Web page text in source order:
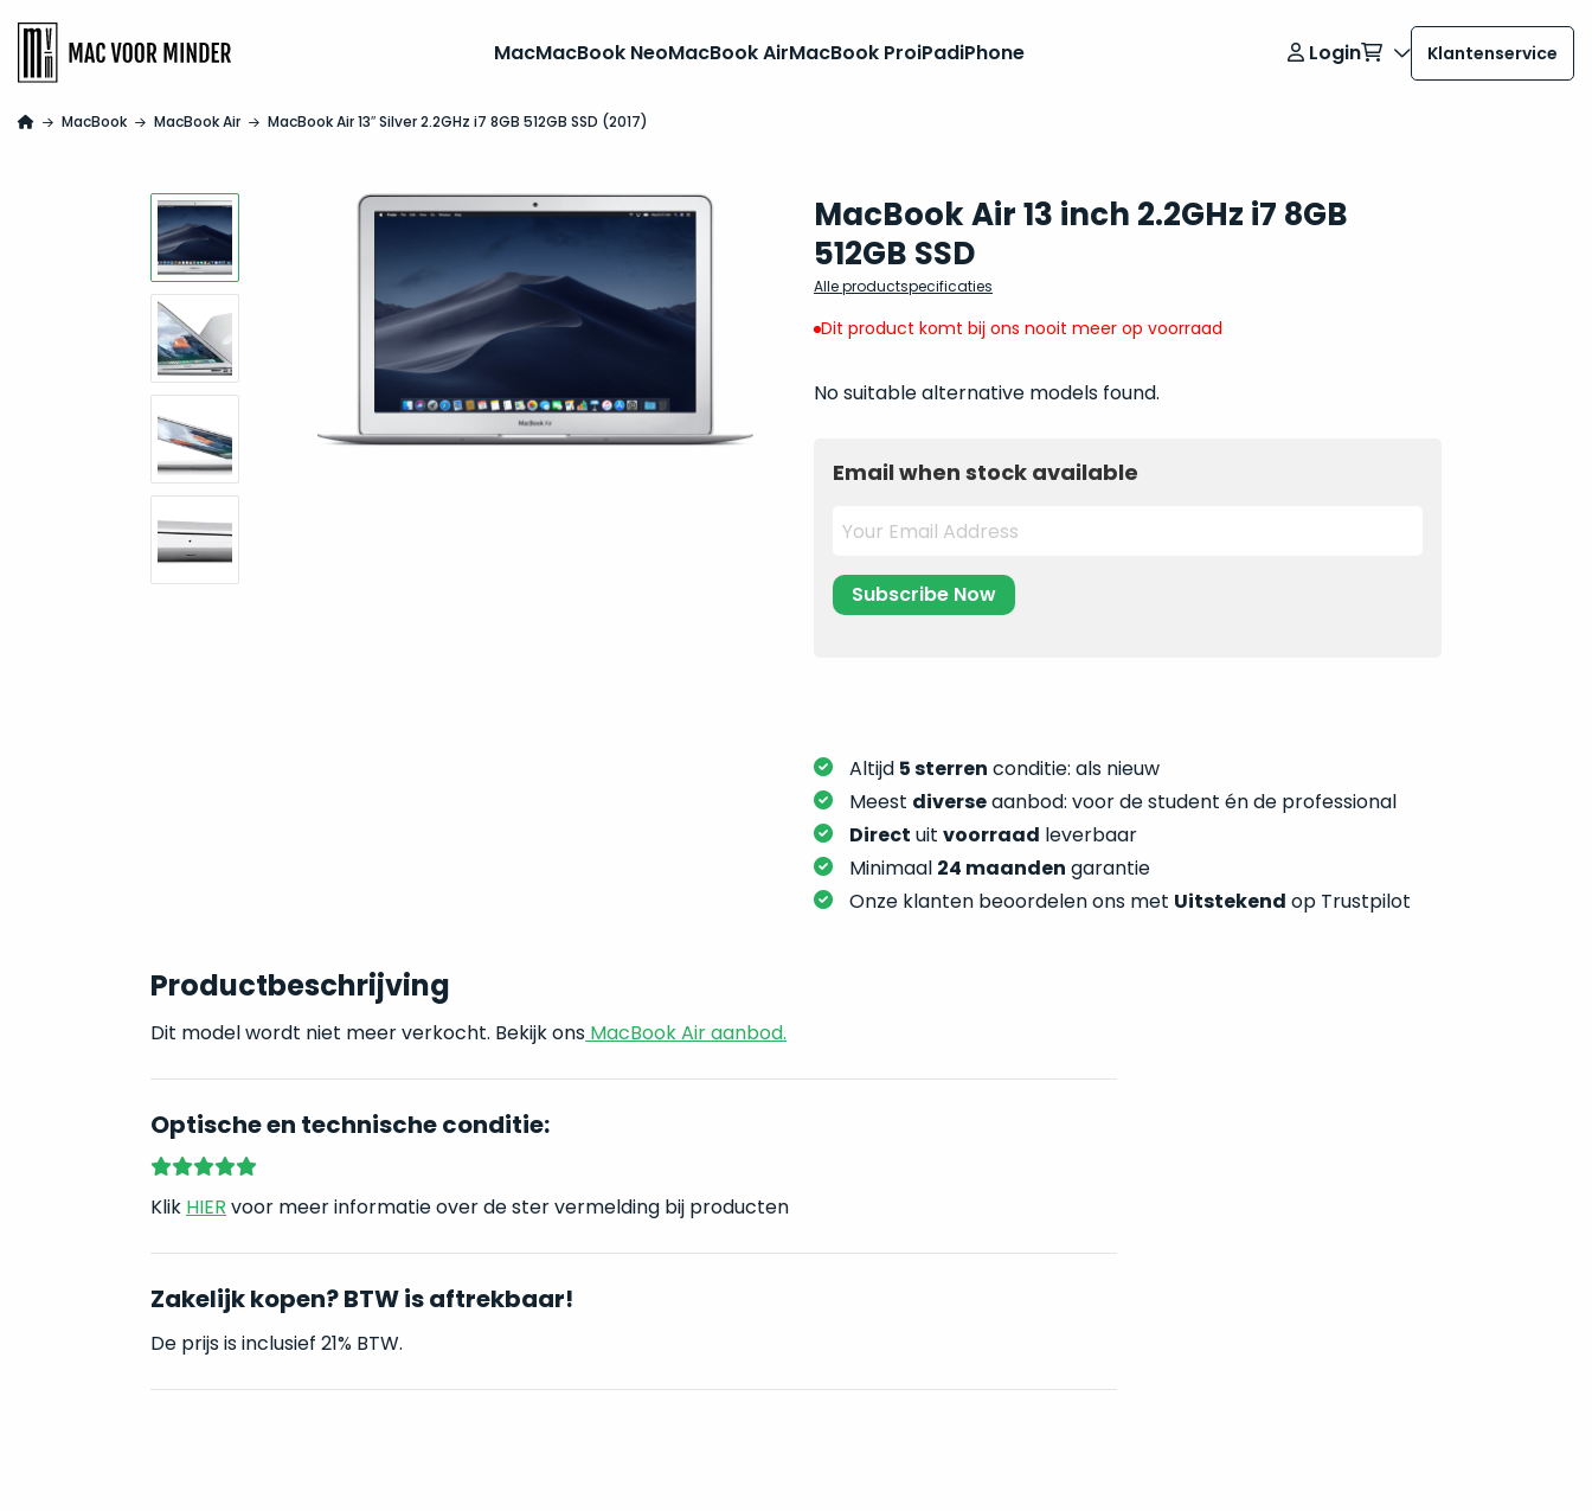
MacMacBook NeoMacBook AirMacBook ProiPadiPhone Login Klantenservice
MacBook MacBook Air MacBook Air 13″ Silver 2.2GHz i7 8GB 512GB SSD (2017)
MacBook Air 13 inch 2.2GHz i7 8GB
512GB SSD
Alle productspecificaties
Dit product komt bij ons nooit meer op voorraad
No suitable alternative models found.
Email when stock available
Altijd 5 sterren conditie: als nieuw
Meest diverseaanbod: voor de student én de professional
Direct uit voorraad leverbaar
Minimaal 24 maanden garantie
Onze klanten beoordelen ons met Uitstekend op Trustpilot
Productbeschrijving
Dit model wordt niet meer verkocht. Bekijk onsMacBook Air aanbod.
Optische en technische conditie:
Klik HIER voor meer informatie over de ster vermelding bij producten
Zakelijk kopen? BTW is aftrekbaar!
De prijs is inclusief 21% BTW.